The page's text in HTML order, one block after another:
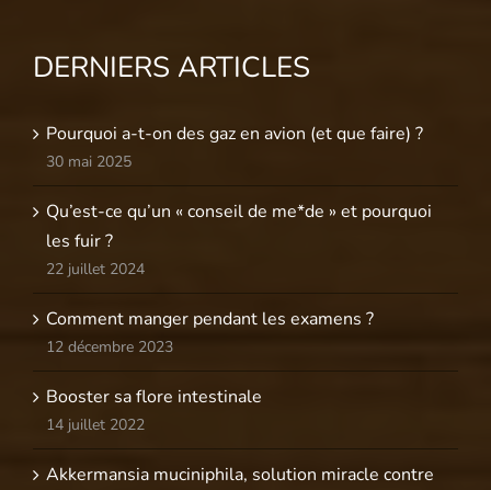
DERNIERS ARTICLES
Pourquoi a-t-on des gaz en avion (et que faire) ?
30 mai 2025
Qu’est-ce qu’un « conseil de me*de » et pourquoi
les fuir ?
22 juillet 2024
Comment manger pendant les examens ?
12 décembre 2023
Booster sa flore intestinale
14 juillet 2022
Akkermansia muciniphila, solution miracle contre